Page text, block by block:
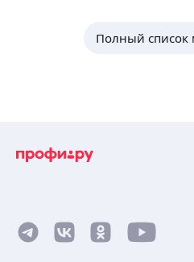
Полный список